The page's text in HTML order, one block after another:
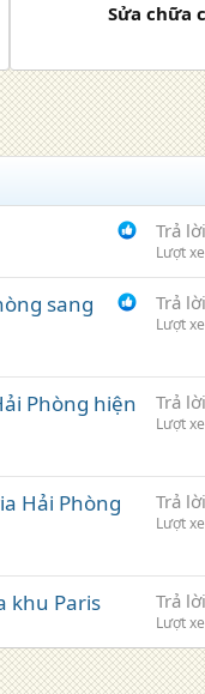
Sửa chữa
Trả lời
Lượt
sang
Trả lời
Lượt
Phòng hiện
Trả lời
Lượt
Hải Phòng
Trả lời
Lượt
khu Paris Trả lời
Lượt